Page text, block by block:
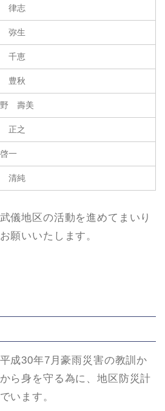
律志
弥生
千恵
豊秋
野 壽美
正之
一
清純
儀地区の活動を進めてまいり
願いいたします。
成30年7月豪雨災害の教訓か
ら身を守る為に、地区防災計
います。